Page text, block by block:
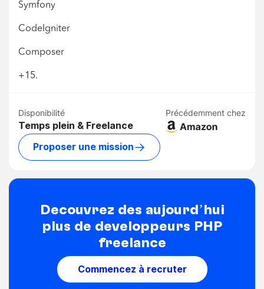
Symfony
CodeIgniter
Composer
+15.
Disponibilité
Temps plein & Freelance
Précédemment chez
Proposer une mission
Découvrez dès aujourd’hui
plus de développeurs PHP
freelance
Commencez à recruter